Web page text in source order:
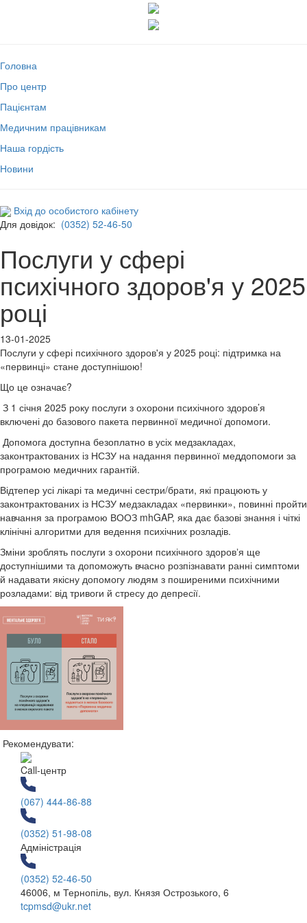
Головна
Про центр
Пацієнтам
Медичним працівникам
Наша гордість
Новини
Вхід до особистого кабінету
Для довідок: (0352) 52-46-50
Послуги у сфері
психічного здоров'я у 2025
році
13-01-2025
Послуги у сфері психічного здоров'я у 2025 році: підтримка на
«первинці» стане доступнішою!
Що це означає?
З 1 січня 2025 року послуги з охорони психічного здоров’я
включені до базового пакета первинної медичної допомоги.
Допомога доступна безоплатно в усіх медзакладах,
законтрактованих із НСЗУ на надання первинної меддопомоги за
програмою медичних гарантій.
Відтепер усі лікарі та медичні сестри/брати, які працюють у
законтрактованих із НСЗУ медзакладах «первинки», повинні пройти
навчання за програмою ВООЗ mhGAP, яка дає базові знання і чіткі
клінічні алгоритми для ведення психічних розладів.
Зміни зроблять послуги з охорони психічного здоровʼя ще
доступнішими та допоможуть вчасно розпізнавати ранні симптоми
й надавати якісну допомогу людям з поширеними психічними
розладами: від тривоги й стресу до депресії.
Рекомендувати:
Call-центр
(067) 444-86-88
(0352) 51-98-08
Адміністрація
(0352) 52-46-50
46006, м Тернопіль, вул. Князя Острозького, 6
tcpmsd@ukr.net